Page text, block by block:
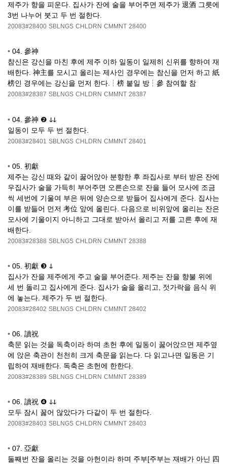
제주가 향을 피운다. 집사가 잔에 술을 부어주면 제주가 退酒 그릇에
3번 나누어 붓고 두 번 절한다.
20083#28400 SBLNGS CHLDRN CMMNT 28400
• 04. 參神
참신은 강신을 마친 후에 제주 이하 일동이 일제히 신위를 향하여 재
배한다. 神主를 모시고 올리는 제사인 경우에는 참신을 먼저 하고 紙
榜인 경우에는 강신을 먼저 한다.┆榜 붙일 방┆參 참여할 참
20083#28387 SBLNGS CHLDRN CMMNT 28387
• 04. 參神 ❷ ↆↆ
일동이 모두 두 번 절한다.
20083#28401 SBLNGS CHLDRN CMMNT 28401
• 05. 初獻
제주는 강신 때와 같이 꿇어앉아 분향한 후 좌집사로 부터 받은 잔에
우집사가 술을 가득히 부어주면 오른손으로 잔을 들어 모사에 조금
씩 세번에 기울여 부은 뒤에 양손으로 받들어 집사에게 준다. 집사는
이를 받들어 먼저 考位 앞에 올린다. 다음으로 비위앞에 올리는 잔은
모사에 기울이지 아니하고 그대로 받아서 올리고 저를 고른 후에 재
배한다.
20083#28388 SBLNGS CHLDRN CMMNT 28388
• 05. 初獻 ❸ ↆ
집사가 잔을 제주에게 주고 술을 부어준다. 제주는 잔을 향불 위에
세 번 돌리고 집사에게 준다. 집사가 술을 올리고, 젓가락을 음식 위
에 놓는다. 제주가 두 번 절한다.
20083#28402 SBLNGS CHLDRN CMMNT 28402
• 06. 讀祝
축문 읽는 것을 독축이라 하며 초헌 후에 일동이 꿇어앉으면 제주옆
에 앉은 축관이 천천히 크게 축문을 읽는다. 다 읽고나면 일동은 기
립하여 재배한다. 독축은 초헌에 한한다.
20083#28389 SBLNGS CHLDRN CMMNT 28389
• 06. 讀祝 ❹ ↆↆ
모두 잠시 꿇어 않았다가 다같이 두 번 절한다.
20083#28403 SBLNGS CHLDRN CMMNT 28403
• 07. 亞獻
둘째번 잔을 올리는 것을 아헌이라 하며 주부[주부는 재배가 아닌 四